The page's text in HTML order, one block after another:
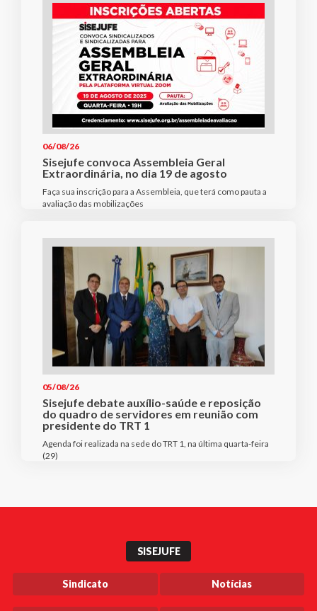
06/08/26
Sisejufe convoca Assembleia Geral
Extraordinária, no dia 19 de agosto
Faça sua inscrição para a Assembleia, que terá como pauta a
avaliação das mobilizações
05/08/26
Sisejufe debate auxílio-saúde e reposição
do quadro de servidores em reunião com
presidente do TRT 1
Agenda foi realizada na sede do TRT 1, na última quarta-feira
(29)
SISEJUFE
Sindicato Notícias